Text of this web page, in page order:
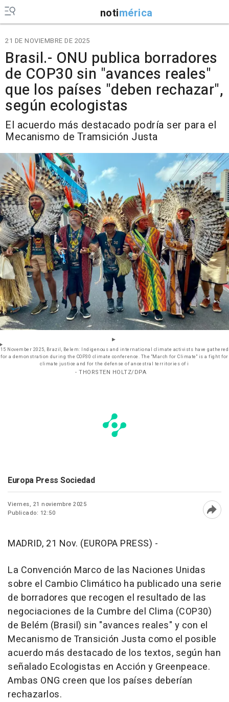
notimérica
21 DE NOVIEMBRE DE 2025
Brasil.- ONU publica borradores
de COP30 sin "avances reales"
que los países "deben rechazar",
según ecologistas
El acuerdo más destacado podría ser para el
Mecanismo de Tramsición Justa
15 November 2025, Brazil, Belem: Indigenous and international climate activists have gathered
for a demonstration during the COP30 climate conference. The "March for Climate" is a fight for
climate justice and for the defense of ancestral territories of i
- THORSTEN HOLTZ/DPA
Europa Press Sociedad
Viernes, 21 noviembre 2025
Publicado: 12:50
MADRID, 21 Nov. (EUROPA PRESS) -
La Convención Marco de las Naciones Unidas
sobre el Cambio Climático ha publicado una serie
de borradores que recogen el resultado de las
negociaciones de la Cumbre del Clima (COP30)
de Belém (Brasil) sin "avances reales" y con el
Mecanismo de Transición Justa como el posible
acuerdo más destacado de los textos, según han
señalado Ecologistas en Acción y Greenpeace.
Ambas ONG creen que los países deberían
rechazarlos.